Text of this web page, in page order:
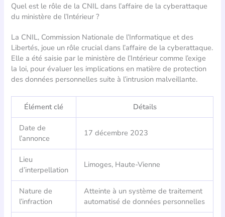
Quel est le rôle de la CNIL dans l’affaire de la cyberattaque
du ministère de l’Intérieur ?
La CNIL, Commission Nationale de l’Informatique et des
Libertés, joue un rôle crucial dans l’affaire de la cyberattaque.
Elle a été saisie par le ministère de l’Intérieur comme l’exige
la loi, pour évaluer les implications en matière de protection
des données personnelles suite à l’intrusion malveillante.
Élément clé Détails
Date de
l’annonce
17 décembre 2023
Lieu
d’interpellation
Limoges, Haute-Vienne
Nature de
l’infraction
Atteinte à un système de traitement
automatisé de données personnelles